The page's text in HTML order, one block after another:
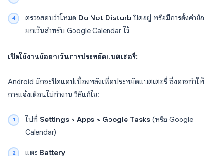
ตรวจสอบว่าโหมด Do Not Disturbปิดอยู่ หรือมีการตั้งค่าข้อ
ยกเว้นสำหรับ Google Calendar ไว้
เปิดใช้งานข้อยกเว้นการประหยัดแบตเตอรี่:
Android มักจะปิดแอปเบื้องหลังเพื่อประหยัดแบตเตอรี่ ซึ่งอาจทำให้
การแจ้งเตือนไม่ทำงาน วิธีแก้ไข:
ไปที่ Settings > Apps > Google Tasks (หรือ Google
Calendar)
แตะ Battery